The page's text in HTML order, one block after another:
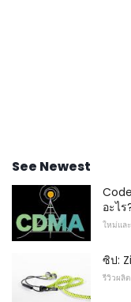
See Newest
อะไร
ใหม่แล
ซิป:
รีวิวผลิ